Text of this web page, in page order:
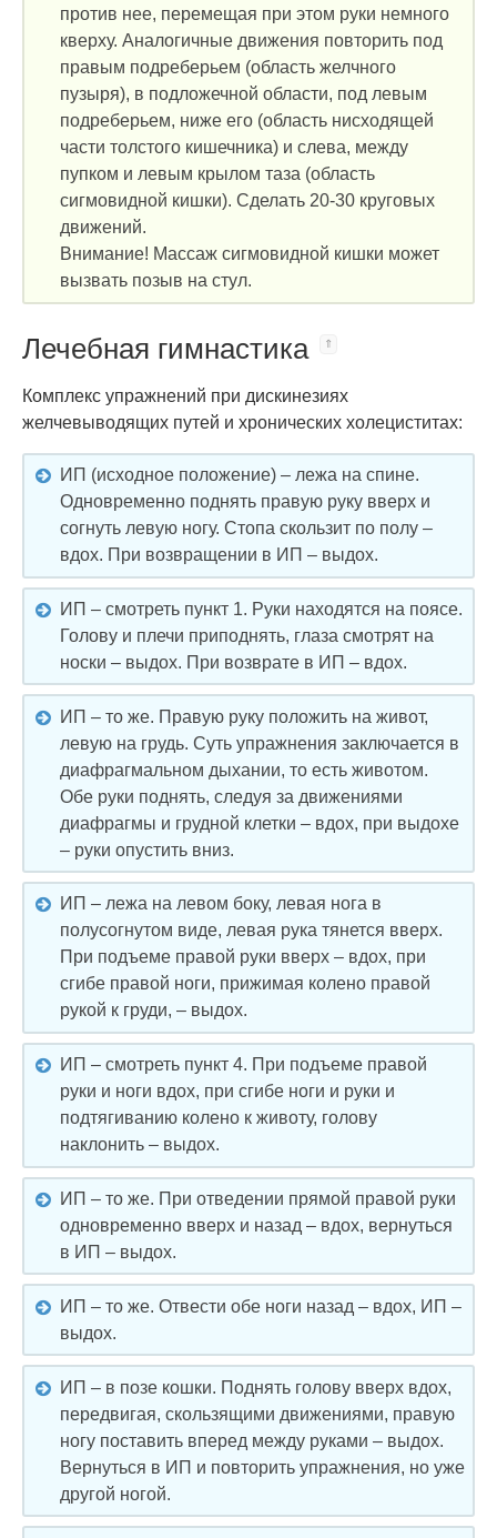
против нее, перемещая при этом руки немного
кверху. Аналогичные движения повторить под
правым подреберьем (область желчного
пузыря), в подложечной области, под левым
подреберьем, ниже его (область нисходящей
части толстого кишечника) и слева, между
пупком и левым крылом таза (область
сигмовидной кишки). Сделать 20-30 круговых
движений.
Внимание! Массаж сигмовидной кишки может
вызвать позыв на стул.
Лечебная гимнастика
Комплекс упражнений при дискинезиях
желчевыводящих путей и хронических холециститах:
ИП (исходное положение) – лежа на спине.
Одновременно поднять правую руку вверх и
согнуть левую ногу. Стопа скользит по полу –
вдох. При возвращении в ИП – выдох.
ИП – смотреть пункт 1. Руки находятся на поясе.
Голову и плечи приподнять, глаза смотрят на
носки – выдох. При возврате в ИП – вдох.
ИП – то же. Правую руку положить на живот,
левую на грудь. Суть упражнения заключается в
диафрагмальном дыхании, то есть животом.
Обе руки поднять, следуя за движениями
диафрагмы и грудной клетки – вдох, при выдохе
– руки опустить вниз.
ИП – лежа на левом боку, левая нога в
полусогнутом виде, левая рука тянется вверх.
При подъеме правой руки вверх – вдох, при
сгибе правой ноги, прижимая колено правой
рукой к груди, – выдох.
ИП – смотреть пункт 4. При подъеме правой
руки и ноги вдох, при сгибе ноги и руки и
подтягиванию колено к животу, голову
наклонить – выдох.
ИП – то же. При отведении прямой правой руки
одновременно вверх и назад – вдох, вернуться
в ИП – выдох.
ИП – то же. Отвести обе ноги назад – вдох, ИП –
выдох.
ИП – в позе кошки. Поднять голову вверх вдох,
передвигая, скользящими движениями, правую
ногу поставить вперед между руками – выдох.
Вернуться в ИП и повторить упражнения, но уже
другой ногой.